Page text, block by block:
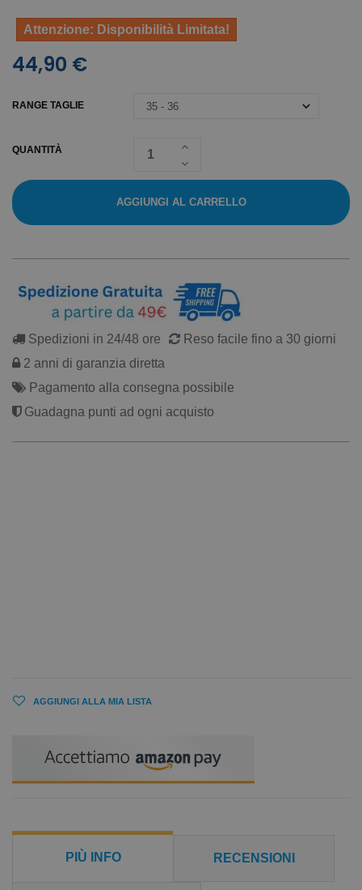
Attenzione: Disponibilità Limitata!
44,90 €
RANGE TAGLIE
QUANTITÀ
AGGIUNGI AL CARRELLO
Spedizioni in 24/48 ore
Reso facile fino a 30 giorni
2 anni di garanzia diretta
Pagamento alla consegna possibile
Guadagna punti ad ogni acquisto
AGGIUNGI ALLA MIA LISTA
PIÙ INFO RECENSIONI